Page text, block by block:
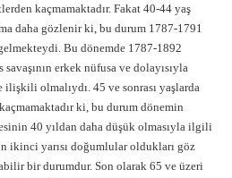
kaçmamaktadır. Fakat 40-44 yaş
daha gözlenir ki, bu durum 1787-1791
Bu dönemde 1787-1892
savaşının erkek nüfusa ve dolayısıyla
ilişkili olmalıydı. 45 ve sonrası yaşlarda
ki, bu durum dönemin
40 yıldan daha düşük olmasıyla ilgili
ikinci yarısı doğumlular oldukları göz
bir durumdur. Son olarak 65 ve üzeri